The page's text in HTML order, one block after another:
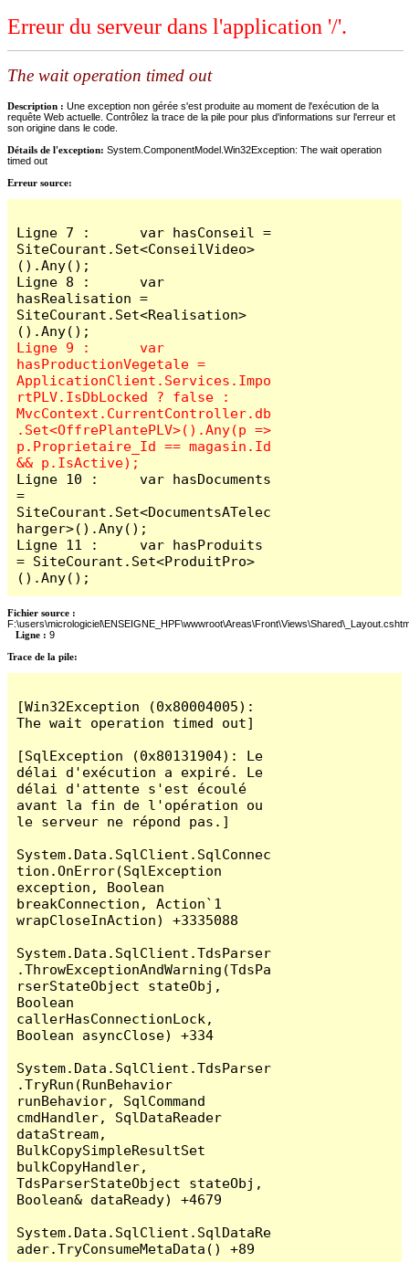
Erreur du serveur dans l'application '/'.
The wait operation timed out
Description : Une exception non gérée s'est produite au moment de l'exécution de la
requête Web actuelle. Contrôlez la trace de la pile pour plus d'informations sur l'erreur et
son origine dans le code.
Détails de l'exception: System.ComponentModel.Win32Exception: The wait operation
timed out
Erreur source:
Ligne 7 :      var hasConseil =
SiteCourant.Set<ConseilVideo>
().Any();
Ligne 8 :      var
hasRealisation =
SiteCourant.Set<Realisation>
Ligne 9 :      var
hasProductionVegetale =
ApplicationClient.Services.Impo
rtPLV.IsDbLocked ? false :
MvcContext.CurrentController.db
.Set<OffrePlantePLV>().Any(p =>
p.Proprietaire_Id == magasin.Id
Ligne 10 :     var hasDocuments
=
SiteCourant.Set<DocumentsATelec
harger>().Any();
Ligne 11 :     var hasProduits
= SiteCourant.Set<ProduitPro>
().Any();
Fichier source :
Ligne : 9
Trace de la pile:
[Win32Exception (0x80004005):
The wait operation timed out]
[SqlException (0x80131904): Le
délai d'exécution a expiré. Le
délai d'attente s'est écoulé
avant la fin de l'opération ou
le serveur ne répond pas.]
System.Data.SqlClient.SqlConnec
tion.OnError(SqlException
exception, Boolean
breakConnection, Action`1
wrapCloseInAction) +3335088
System.Data.SqlClient.TdsParser
.ThrowExceptionAndWarning(TdsPa
rserStateObject stateObj,
Boolean
callerHasConnectionLock,
Boolean asyncClose) +334
System.Data.SqlClient.TdsParser
.TryRun(RunBehavior
runBehavior, SqlCommand
cmdHandler, SqlDataReader
dataStream,
BulkCopySimpleResultSet
bulkCopyHandler,
TdsParserStateObject stateObj,
Boolean& dataReady) +4679
System.Data.SqlClient.SqlDataRe
ader.TryConsumeMetaData() +89